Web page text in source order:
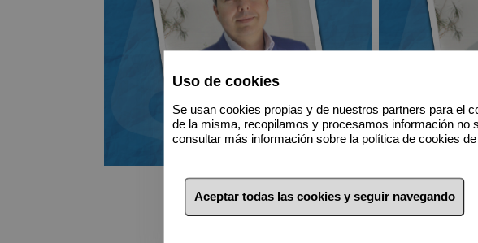
¿Te gustaría abrir tu
Uso de cookies
Se usan cookies propias y de nuestros partners para el
de la misma, recopilamos y procesamos información no
consultar más información sobre la política de cookies
Aceptar todas las cookies y seguir navegando